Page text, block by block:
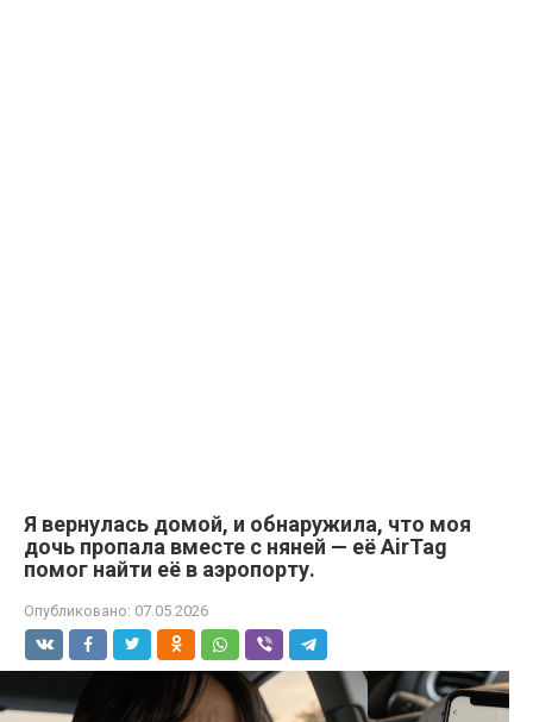
Я вернулась домой, и обнаружила, что моя
дочь пропала вместе с няней — её AirTag
помог найти её в аэропорту.
Опубликовано: 07.05.2026